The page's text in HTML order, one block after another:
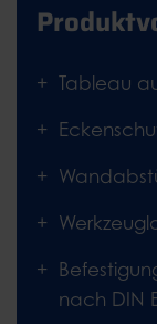
Tableau
nach DIN